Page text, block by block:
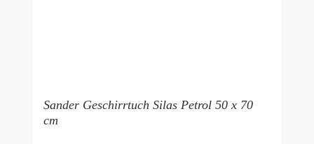
Sander Geschirrtuch Silas Petrol 50 x 70
cm